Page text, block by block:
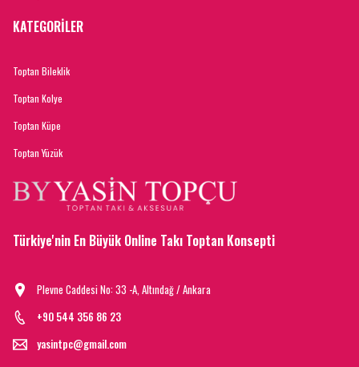
KATEGORİLER
Toptan Bileklik
Toptan Kolye
Toptan Küpe
Toptan Yüzük
Türkiye'nin En Büyük Online Takı Toptan Konsepti
Plevne Caddesi No: 33 -A, Altındağ / Ankara
+90 544 356 86 23
yasintpc@gmail.com